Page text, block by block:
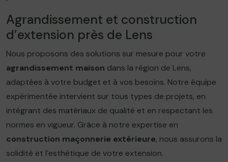
Agrandissement et construction
d’extension près de Lens
Nous proposons des solutions sur mesure pour votre
agrandissement maison dans la région de Lens,
adaptées à votre budget et à vos besoins. Notre équipe
expérimentée intervient sur tous types de projets, en
intégrant des matériaux de qualité et en respectant les
normes en vigueur. Grâce à notre expertise en
construction maçonnerie extérieure, nous assurons la
solidité et l’esthétique de votre extension.